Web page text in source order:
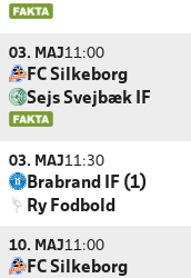
03. MAJ11:00
FC Silkeborg
Sejs Svejbæk IF
03. MAJ11:30
Brabrand IF (1)
Ry Fodbold
10. MAJ11:00
FC Silkeborg